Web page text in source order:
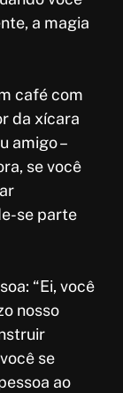
a magia
café com
da xícara
amigo –
se você
se parte
“Ei, você
nosso
se
ao